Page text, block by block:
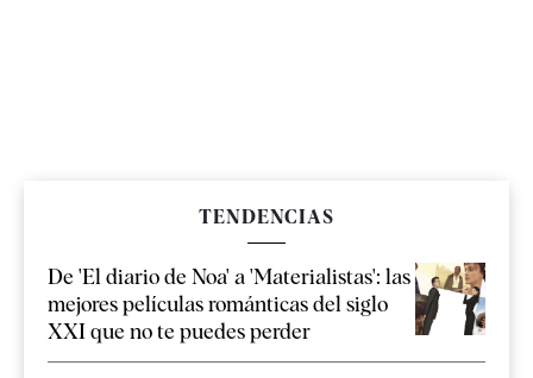
TENDENCIAS
De 'El diario de Noa' a 'Materialistas': las
mejores películas románticas del siglo
XXI que no te puedes perder